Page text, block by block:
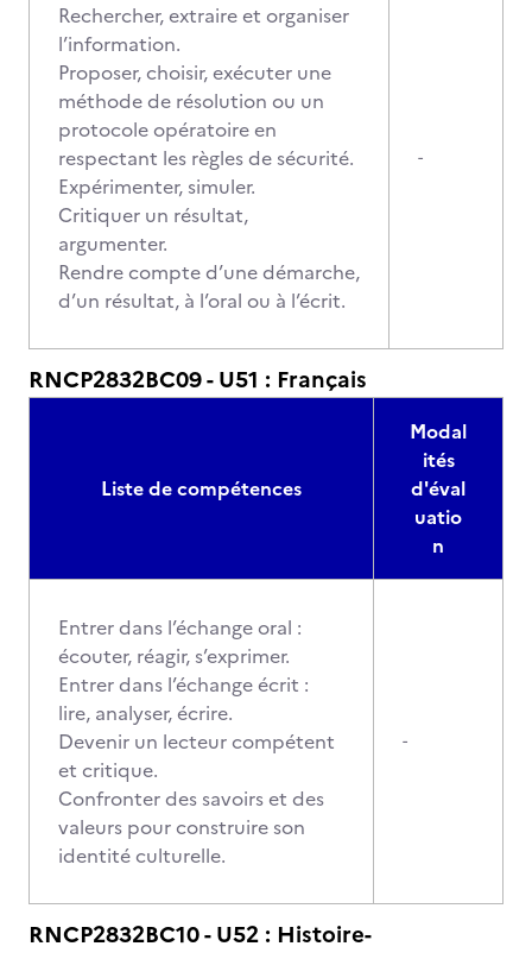
Rechercher, extraire et organiser
l’information.
Proposer, choisir, exécuter une
méthode de résolution ou un
protocole opératoire en
respectant les règles de sécurité.
Expérimenter, simuler.
Critiquer un résultat,
argumenter.
Rendre compte d’une démarche,
d’un résultat, à l’oral ou à l’écrit.
-
RNCP2832BC09 - U51 : Français
Liste de compétences
Modal
ités
d'éval
uatio
n
Entrer dans l’échange oral :
écouter, réagir, s’exprimer.
Entrer dans l’échange écrit :
lire, analyser, écrire.
Devenir un lecteur compétent
et critique.
Confronter des savoirs et des
valeurs pour construire son
identité culturelle.
-
RNCP2832BC10 - U52 : Histoire-